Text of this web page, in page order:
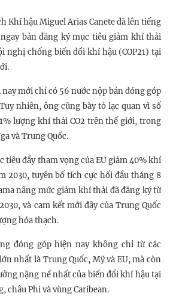
Khí hậu Miguel Arias Canete đã lên tiếng
bản đăng ký mục tiêu giảm khí thải
nghị chống biến đổi khí hậu (COP21) tại
nay mới chỉ có 56 nước nộp bản đóng góp
nhiên, ông cũng bày tỏ lạc quan vì số
lượng khí thải CO2 trên thế giới, trong
và Trung Quốc.
tiêu đầy tham vọng của EU giảm 40% khí
2030, tuyên bố tích cực hối đầu tháng 8
nâng mức giảm khí thải đã đăng ký từ
và cam kết mới đây của Trung Quốc
hóa thạch.
đóng góp hiện nay không chỉ từ các
nhất là Trung Quốc, Mỹ và EU, mà còn
nặng nề nhất của biến đổi khí hậu tại
châu Phi và vùng Caribean.